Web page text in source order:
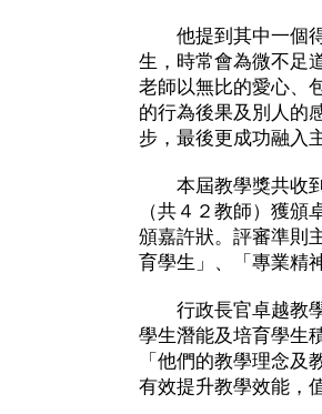
他提到其中一個得
生，時常會為微不足
老師以無比的愛心、
的行為後果及別人的
步，最後更成功融入
本屆教學獎共收到
（共４２教師）獲
頒嘉許狀。評審準則
育學生」、「專業精
行政長官卓越教學
學生潛能及培育學生
「他們的教學理念
有效提升教學效能，